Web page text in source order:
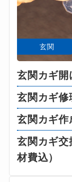
玄関
玄関カギ開
玄関カギ修
玄関カギ作
玄関カギ交
材費込）